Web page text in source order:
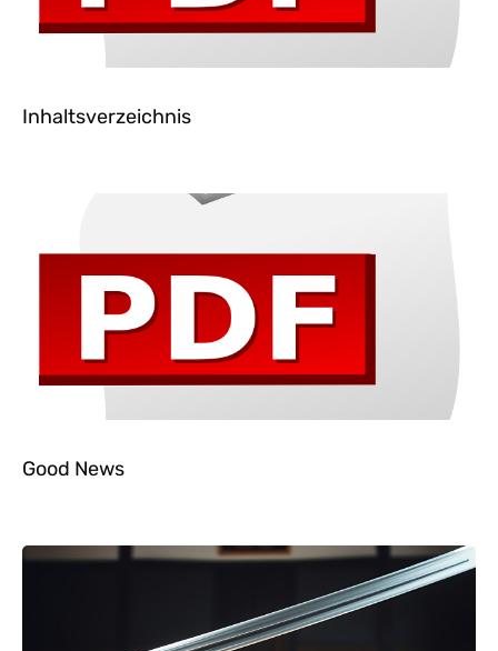
Inhaltsverzeichnis
Good News